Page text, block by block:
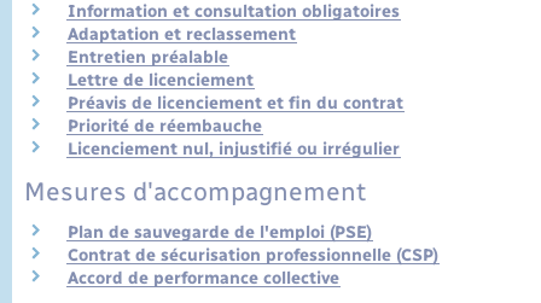
Information et consultation obligatoires
Adaptation et reclassement
Entretien préalable
Lettre de licenciement
Préavis de licenciement et fin du contrat
Priorité de réembauche
Licenciement nul, injustifié ou irrégulier
Mesures d'accompagnement
Plan de sauvegarde de l'emploi (PSE)
Contrat de sécurisation professionnelle (CSP)
Accord de performance collective